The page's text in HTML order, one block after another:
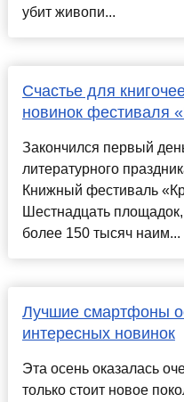
убит живопи...
Счастье для
новинок фестиваля
Закончился первый
литературного
Книжный фестиваль
Шестнадцать площадок,
более 150 тысяч наим...
Лучшие смартфоны
интересных новинок
Эта осень оказалась
только стоит новое